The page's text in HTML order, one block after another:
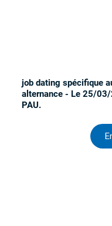
job dating spécifique
alternance - Le 25/03/
PAU.